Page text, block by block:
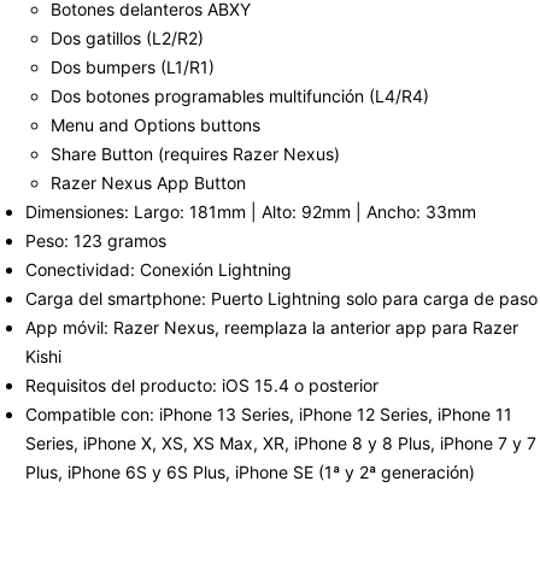
Botones delanteros ABXY
Dos gatillos (L2/R2)
Dos bumpers (L1/R1)
Dos botones programables multifunción (L4/R4)
Menu and Options buttons
Share Button (requires Razer Nexus)
Razer Nexus App Button
Dimensiones: Largo: 181mm | Alto: 92mm | Ancho: 33mm
Peso: 123 gramos
Conectividad: Conexión Lightning
Carga del smartphone: Puerto Lightning solo para carga de paso
App móvil: Razer Nexus, reemplaza la anterior app para Razer
Kishi
Requisitos del producto: iOS 15.4 o posterior
Compatible con: iPhone 13 Series, iPhone 12 Series, iPhone 11
Series, iPhone X, XS, XS Max, XR, iPhone 8 y 8 Plus, iPhone 7 y 7
Plus, iPhone 6S y 6S Plus, iPhone SE (1ª y 2ª generación)